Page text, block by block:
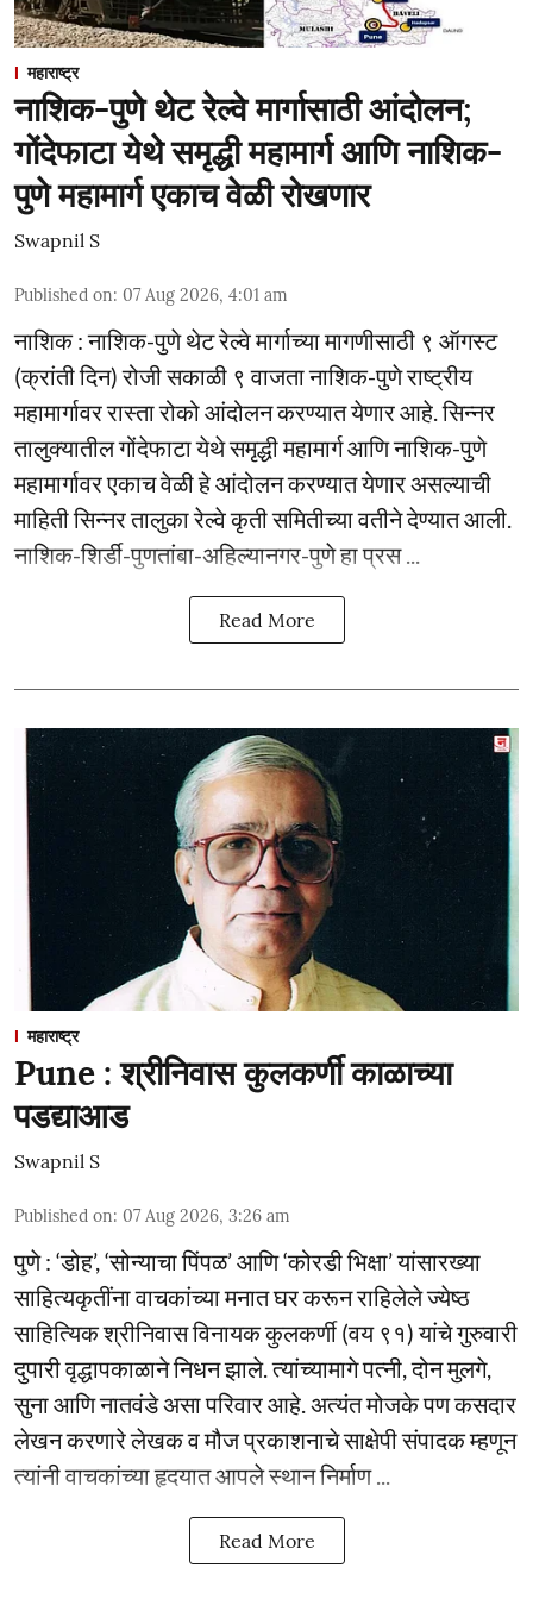
महाराष्ट्र
नाशिक-पुणे थेट रेल्वे मार्गासाठी आंदोलन;
गोंदेफाटा येथे समृद्धी महामार्ग आणि नाशिक-
पुणे महामार्ग एकाच वेळी रोखणार
Swapnil S
Published on: 07 Aug 2026, 4:01 am
नाशिक : नाशिक-पुणे थेट रेल्वे मार्गाच्या मागणीसाठी ९ ऑगस्ट
(क्रांती दिन) रोजी सकाळी ९ वाजता नाशिक-पुणे राष्ट्रीय
महामार्गावर रास्ता रोको आंदोलन करण्यात येणार आहे. सिन्नर
तालुक्यातील गोंदेफाटा येथे समृद्धी महामार्ग आणि नाशिक-पुणे
महामार्गावर एकाच वेळी हे आंदोलन करण्यात येणार असल्याची
माहिती सिन्नर तालुका रेल्वे कृती समितीच्या वतीने देण्यात आली.
नाशिक-शिर्डी-पुणतांबा-अहिल्यानगर-पुणे हा प्रस ...
Read More
महाराष्ट्र
Pune : श्रीनिवास कुलकर्णी काळाच्या
पडद्याआड
Swapnil S
Published on: 07 Aug 2026, 3:26 am
पुणे : ‘डोह’, ‘सोन्याचा पिंपळ’ आणि ‘कोरडी भिक्षा’ यांसारख्या
साहित्यकृतींना वाचकांच्या मनात घर करून राहिलेले ज्येष्ठ
साहित्यिक श्रीनिवास विनायक कुलकर्णी (वय ९१) यांचे गुरुवारी
दुपारी वृद्धापकाळाने निधन झाले. त्यांच्यामागे पत्नी, दोन मुलगे,
सुना आणि नातवंडे असा परिवार आहे. अत्यंत मोजके पण कसदार
लेखन करणारे लेखक व मौज प्रकाशनाचे साक्षेपी संपादक म्हणून
त्यांनी वाचकांच्या हृदयात आपले स्थान निर्माण ...
Read More